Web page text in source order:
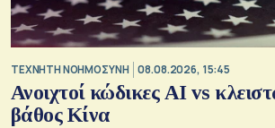
TΕΧΝΗΤΗ ΝΟΗΜΟΣΥΝΗ 08.08.2026, 15:45
Ανοιχτοί κώδικες AI vs
βάθος Κίνα